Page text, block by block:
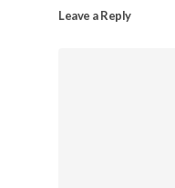
Leave a Reply